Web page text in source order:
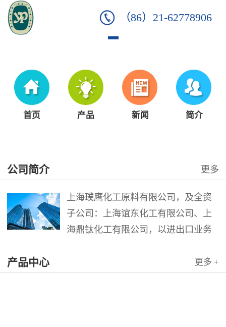
（86）21-62778906
首页 产品 新闻 简介
公司简介 更多
上海璞鹰化工原料有限公司，及全资
子公司：上海谊东化工有限公司、上
海鼎钛化工有限公司，以进出口业务
品。公司以其灵活的市场对策和创造
产品中心 更多 +